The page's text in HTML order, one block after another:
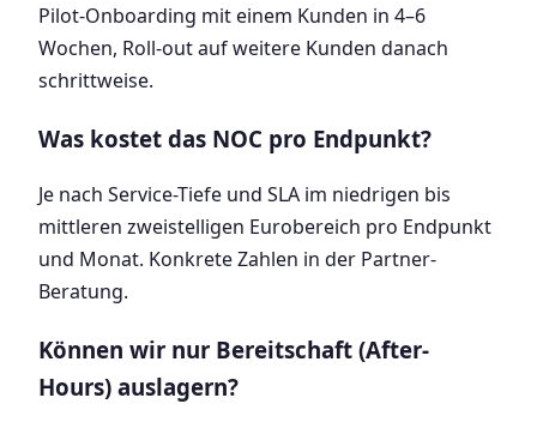
Pilot-Onboarding mit einem Kunden in 4–6
Wochen, Roll-out auf weitere Kunden danach
schrittweise.
Was kostet das NOC pro Endpunkt?
Je nach Service-Tiefe und SLA im niedrigen bis
mittleren zweistelligen Eurobereich pro Endpunkt
und Monat. Konkrete Zahlen in der Partner-
Beratung.
Können wir nur Bereitschaft (After-
Hours) auslagern?